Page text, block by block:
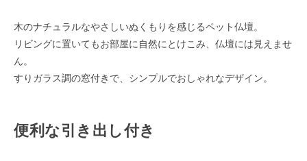
木のナチュラルなやさしいぬくもりを感じるペット仏壇。
リビングに置いてもお部屋に自然にとけこみ、仏壇には見えませ
ん。
すりガラス調の窓付きで、シンプルでおしゃれなデザイン。
便利な引き出し付き